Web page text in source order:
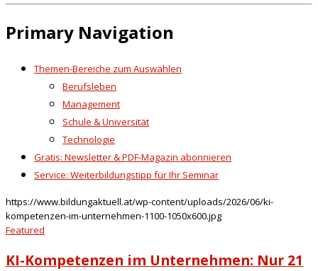
Primary Navigation
Themen-Bereiche zum Auswählen
Berufsleben
Management
Schule & Universität
Technologie
Gratis: Newsletter & PDF-Magazin abonnieren
Service: Weiterbildungstipp für Ihr Seminar
https://www.bildungaktuell.at/wp-content/uploads/2026/06/ki-
kompetenzen-im-unternehmen-1100-1050x600.jpg
Featured
KI-Kompetenzen im Unternehmen: Nur 21